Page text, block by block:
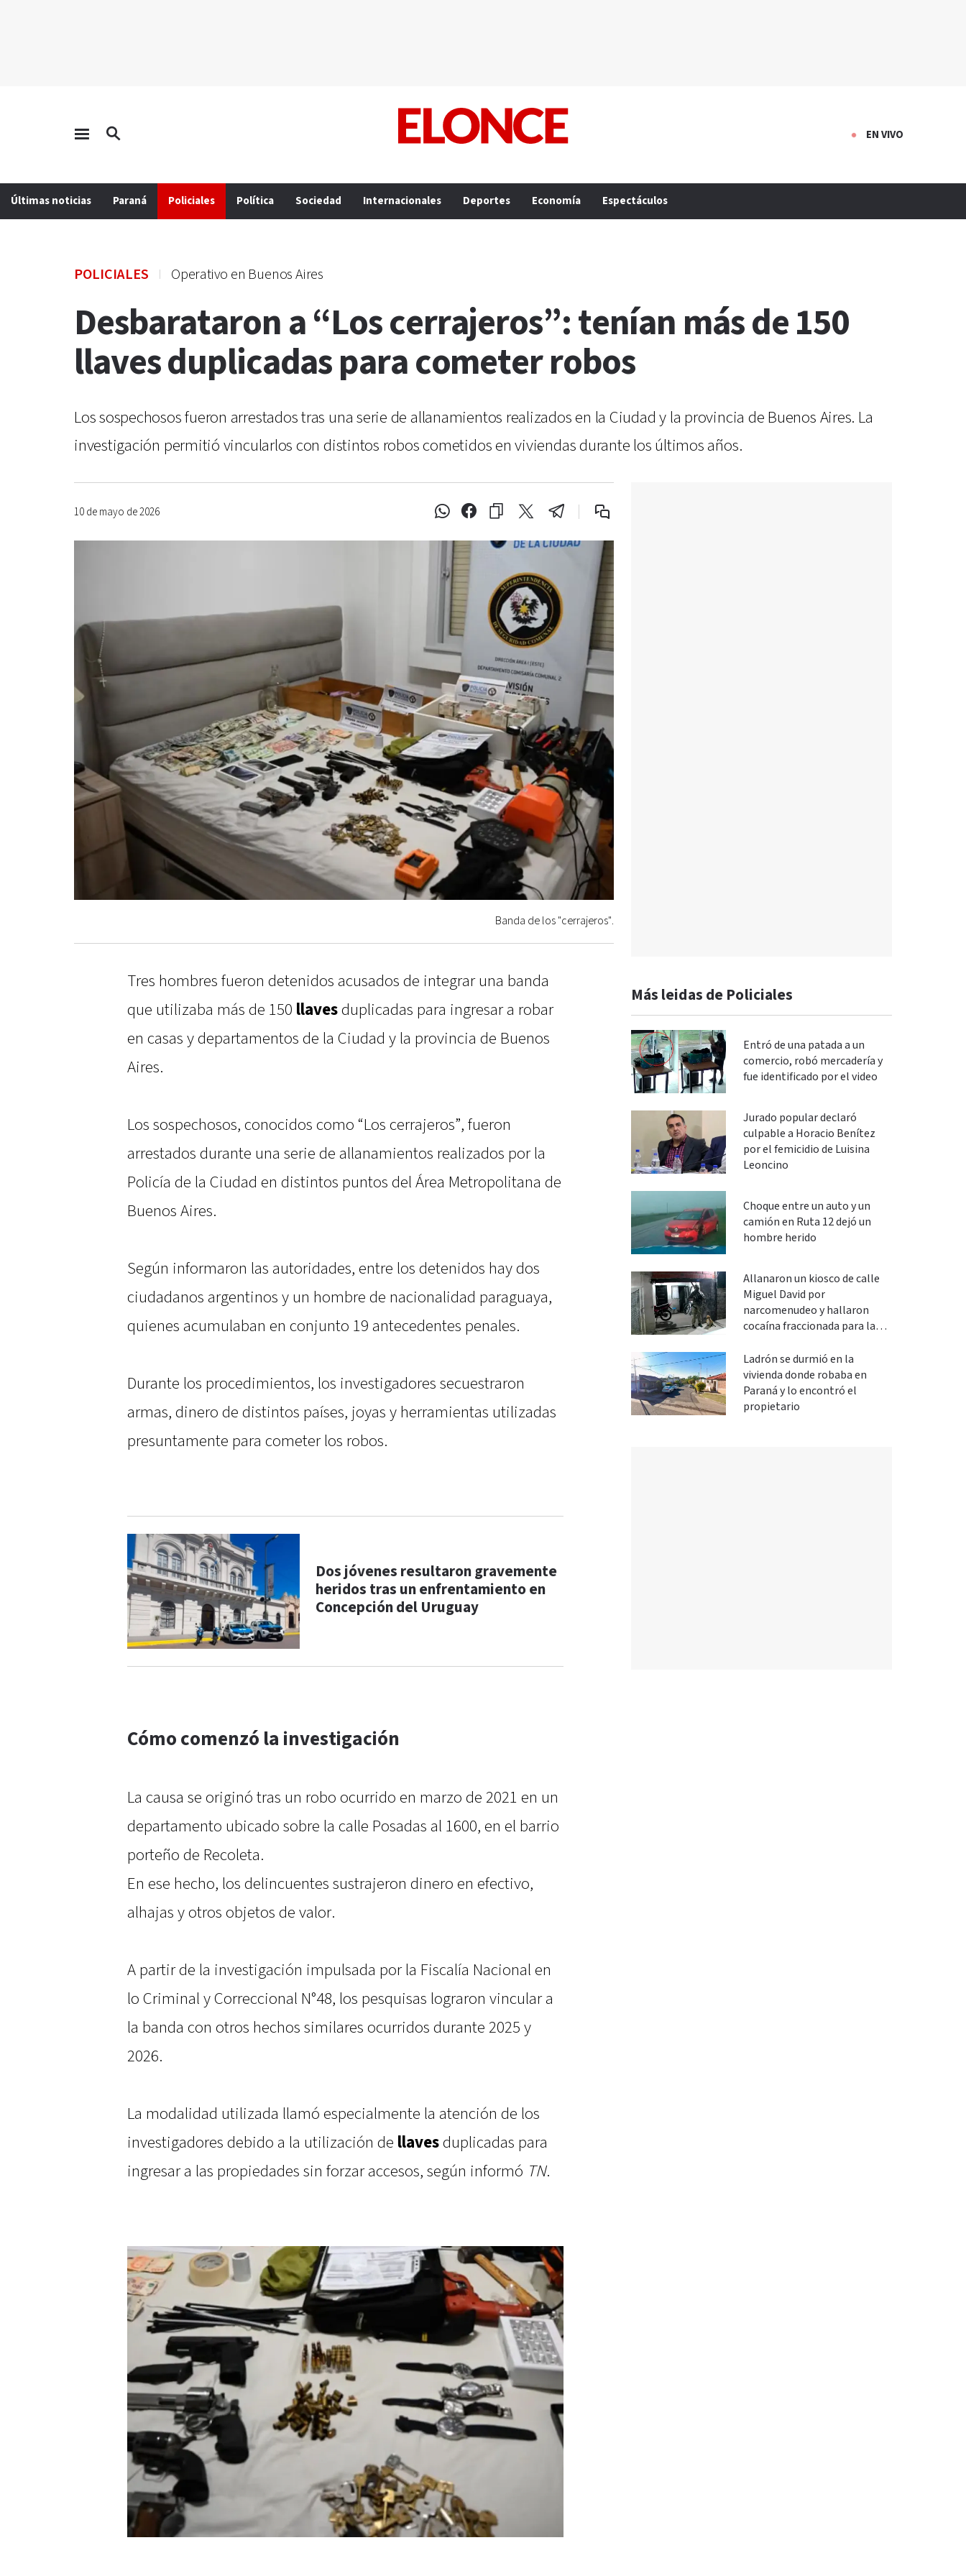
EN VIVO
Últimas noticias Paraná Policiales Política Sociedad Internacionales Deportes Economía Espectáculos
POLICIALES Operativo en Buenos Aires
Desbarataron a “Los cerrajeros”: tenían más de 150
llaves duplicadas para cometer robos
Los sospechosos fueron arrestados tras una serie de allanamientos realizados en la Ciudad y la provincia de Buenos Aires. La
investigación permitió vincularlos con distintos robos cometidos en viviendas durante los últimos años.
10 de mayo de 2026
Banda de los "cerrajeros".
Tres hombres fueron detenidos acusados de integrar una banda
que utilizaba más de 150 llavesduplicadas para ingresar a robar
en casas y departamentos de la Ciudad y la provincia de Buenos
Aires.
Los sospechosos, conocidos como “Los cerrajeros”, fueron
arrestados durante una serie de allanamientos realizados por la
Policía de la Ciudad en distintos puntos del Área Metropolitana de
Buenos Aires.
Según informaron las autoridades, entre los detenidos hay dos
ciudadanos argentinos y un hombre de nacionalidad paraguaya,
quienes acumulaban en conjunto 19 antecedentes penales.
Durante los procedimientos, los investigadores secuestraron
armas, dinero de distintos países, joyas y herramientas utilizadas
presuntamente para cometer los robos.
Dos jóvenes resultaron gravemente
heridos tras un enfrentamiento en
Concepción del Uruguay
Cómo comenzó la investigación
La causa se originó tras un robo ocurrido en marzo de 2021 en un
departamento ubicado sobre la calle Posadas al 1600, en el barrio
porteño de Recoleta.
En ese hecho, los delincuentes sustrajeron dinero en efectivo,
alhajas y otros objetos de valor.
A partir de la investigación impulsada por la Fiscalía Nacional en
lo Criminal y Correccional N°48, los pesquisas lograron vincular a
la banda con otros hechos similares ocurridos durante 2025 y
2026.
La modalidad utilizada llamó especialmente la atención de los
investigadores debido a la utilización de llavesduplicadas para
ingresar a las propiedades sin forzar accesos, según informó TN.
Más leidas de Policiales
Entró de una patada a un
comercio, robó mercadería y
fue identificado por el video
Jurado popular declaró
culpable a Horacio Benítez
por el femicidio de Luisina
Leoncino
Choque entre un auto y un
camión en Ruta 12 dejó un
hombre herido
Allanaron un kiosco de calle
Miguel David por
narcomenudeo y hallaron
cocaína fraccionada para la
Ladrón se durmió en la
vivienda donde robaba en
Paraná y lo encontró el
propietario